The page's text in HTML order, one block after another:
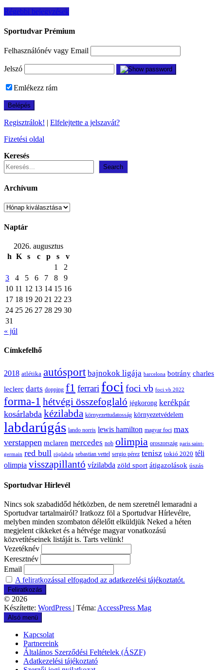
Bejegyzés
navigáció
Régebbi bejegyzések
Sportudvar Prémium
Felhasználónév vagy Email
Jelszó
Emlékezz rám
Regisztrálok! | Elfelejtette a jelszavát?
Fizetési oldal
Keresés
Search
Archívum
Archívum
Naptár
2026. augusztus
h K s c p s
v
1
2
3
4 5 6 7 8
9
10 11 12 13 14 15 16
17 18 19 20 21 22 23
24 25 26 27 28 29 30
31
« júl
Címkefelhő
2018 atlétika autósport bajnokok ligája barcelona botrány charles
leclerc darts dopping f1 ferrari foci foci vb foci vb 2022
forma-1 hétvégi összefoglaló jégkorong kerékpár
kosárlabda kézilabda környezettudatosság környezetvédelem
labdarúgás lando norris lewis hamilton magyar foci max
verstappen mclaren mercedes nob olimpia oroszország paris saint-
germain red bull röplabda sebastian vettel sergio pérez tenisz tokió 2020 téli
olimpia visszapillantó vízilabda zöld sport átigazolások úszás
Sportudvar Hírlevél
Nincs sok szabadidőd hétközben, de nem szeretnél lemaradni a
Sportudvar tartalmairól? Iratkozz föl a Sportudvar Hírlevélre,
melyben minden szombaton délelőtt elküldjük Neked a héten
megjelent cikkeket és a hétvége magyar vonatkozású
közvetítéseinek listáját is. Tarts velünk!
Vezetéknév
Keresztnév
Email
A feliratkozással elfogadod az adatkezelési tájékoztatót.
© 2026
Készítette: WordPress | Téma: AccessPress Mag
Alsó menü
Kapcsolat
Partnereink
Általános Szerződési Feltételek (ÁSZF)
Adatkezelési tájékoztató